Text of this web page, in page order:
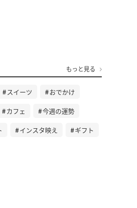
もっと見る
スイーツ おでかけ
カフェ 今週の運勢
インスタ映え ギフト